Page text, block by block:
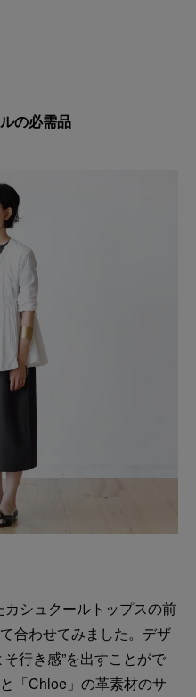
の必需品
カシュクールトップスの前
合わせてみました。デザ
行き感”を出すことがで
「Chloe」の革素材のサ